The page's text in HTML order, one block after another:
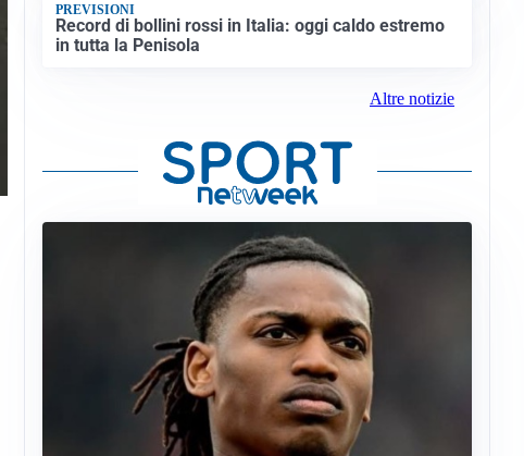
PREVISIONI
Record di bollini rossi in Italia: oggi caldo estremo
in tutta la Penisola
Altre notizie